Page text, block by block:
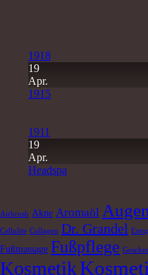
1918
19
Apr.
1915
1911
19
Apr.
Headspa
Airbrush Akne Aromaöl
Cellulite Collagen Dr. Grandel
Fußmassage Fußpflege
Kosmetik